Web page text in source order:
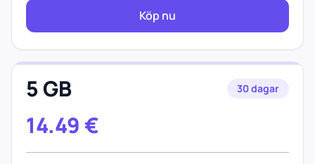
Köp nu
5 GB 30 dagar
14.49 €